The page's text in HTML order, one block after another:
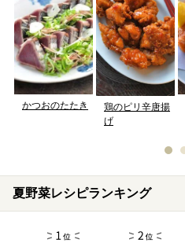
かつおのたたき
鶏のピリ辛唐揚
げ
夏野菜レシピランキング